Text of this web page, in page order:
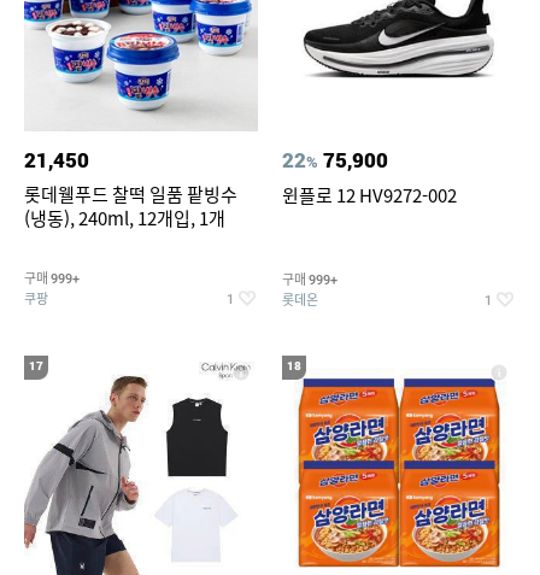
21,450
롯데웰푸드 찰떡 일품 팥빙수
(냉동), 240ml, 12개입, 1개
구매 999+
쿠팡 1
22% 75,900
윈플로 12 HV9272-002
구매 999+
롯데온 1
17 18